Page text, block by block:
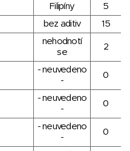
Filipíny
5
bez aditiv 15
nehodnotí
se
2
- neuvedeno
-
0
- neuvedeno
-
0
- neuvedeno
-
0